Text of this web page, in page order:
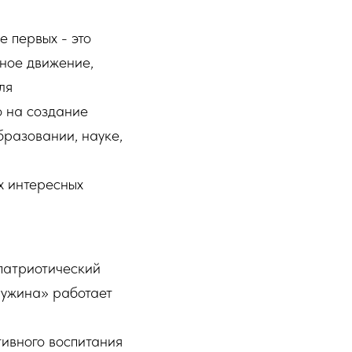
первых - это
движение,
создание
науке,
интересных
работает
воспитания